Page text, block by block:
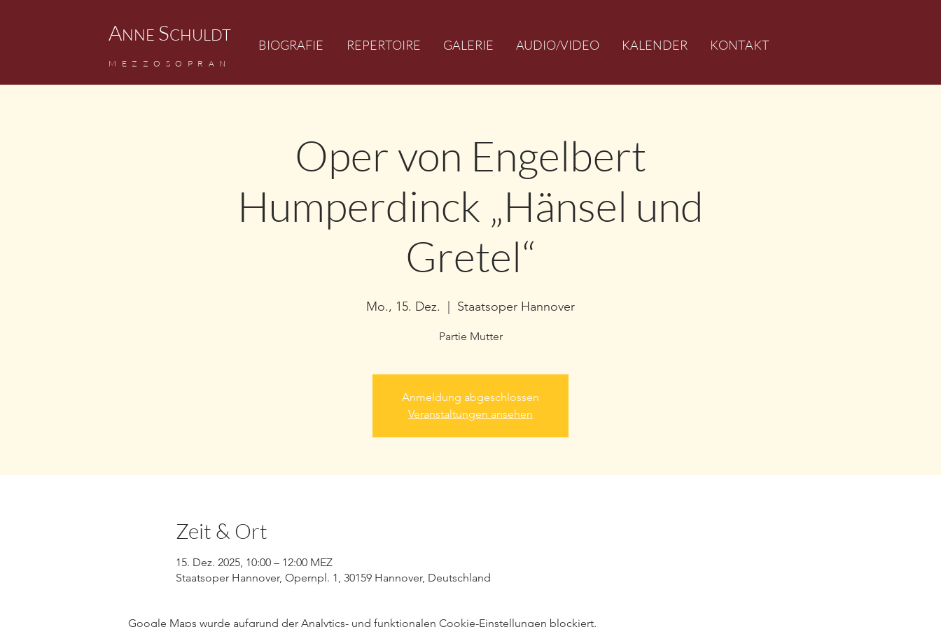
ANNE SCHULDT
M EZZOSOPRAN
BIOGRAFIE REPERTOIRE GALERIE AUDIO/VIDEO KALENDER KONTAKT
Oper von Engelbert
Humperdinck „Hänsel und
Gretel“
Mo., 15. Dez. Staatsoper Hannover
Partie Mutter
Anmeldung abgeschlossen
Veranstaltungen ansehen
Zeit & Ort
15. Dez. 2025, 10:00 – 12:00 MEZ
Staatsoper Hannover, Opernpl. 1, 30159 Hannover, Deutschland
Google Maps wurde aufgrund der Analytics- und funktionalen Cookie-Einstellungen blockiert.